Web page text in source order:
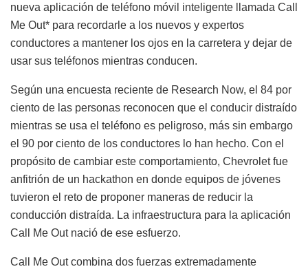
nueva aplicación de teléfono móvil inteligente llamada Call
Me Out* para recordarle a los nuevos y expertos
conductores a mantener los ojos en la carretera y dejar de
usar sus teléfonos mientras conducen.
Según una encuesta reciente de Research Now, el 84 por
ciento de las personas reconocen que el conducir distraído
mientras se usa el teléfono es peligroso, más sin embargo
el 90 por ciento de los conductores lo han hecho. Con el
propósito de cambiar este comportamiento, Chevrolet fue
anfitrión de un hackathon en donde equipos de jóvenes
tuvieron el reto de proponer maneras de reducir la
conducción distraída. La infraestructura para la aplicación
Call Me Out nació de ese esfuerzo.
Call Me Out combina dos fuerzas extremadamente